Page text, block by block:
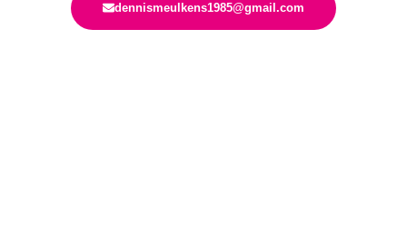
dennismeulkens1985@gmail.com